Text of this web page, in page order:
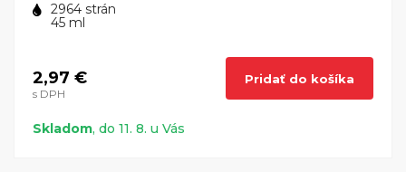
2964 strán
45 ml
2,97 €
s DPH
Pridať do košíka
Skladom, do 11. 8. u Vás